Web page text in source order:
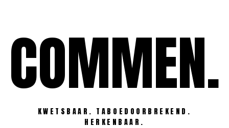
inhoudCOMMEN.
KWETSBAAR. TABOEDOORBREKEND.
HERKENBAAR.